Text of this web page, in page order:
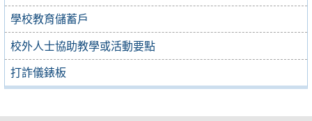
學校教育儲蓄戶
校外人士協助教學或活動要點
打詐儀錶板